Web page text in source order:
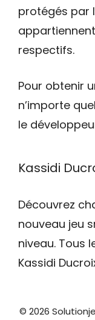
protégés par
respectifs.
Pour obtenir
n’importe
le
Kassidi
Découvrez
nouveau jeu
niveau. Tous
Kassidi
© 2026